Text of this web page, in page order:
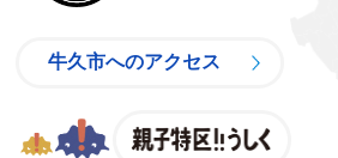
牛久市へのアクセス